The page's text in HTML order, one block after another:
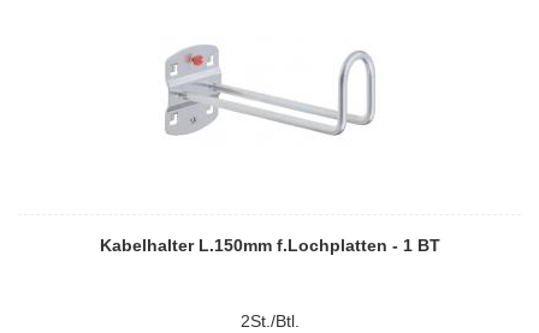
Kabelhalter L.150mm f.Lochplatten - 1 BT
2St./Btl.